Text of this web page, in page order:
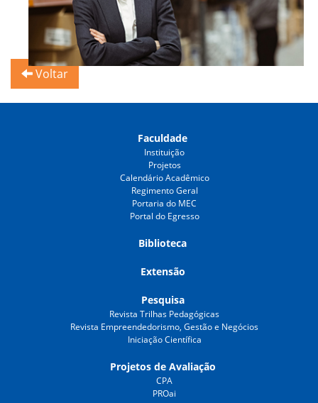
Voltar
Faculdade
Instituição
Projetos
Calendário Acadêmico
Regimento Geral
Portaria do MEC
Portal do Egresso
Biblioteca
Extensão
Pesquisa
Revista Trilhas Pedagógicas
Revista Empreendedorismo, Gestão e Negócios
Iniciação Científica
Projetos de Avaliação
CPA
PROai